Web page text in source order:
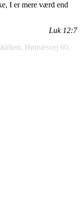
I er mere værd end
Luk 12:7
Højnæsvej 60,